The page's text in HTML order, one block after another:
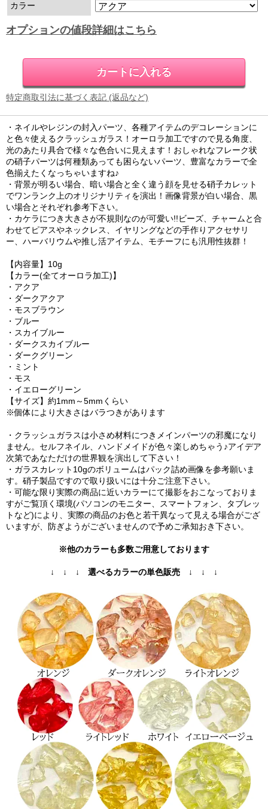
カラー
オプションの値段詳細はこちら
特定商取引法に基づく表記 (返品など)
・ネイルやレジンの封入パーツ、各種アイテムのデコレーションに
と色々使えるクラッシュガラス！オーロラ加工ですので見る角度、
光のあたり具合で様々な色合いに見えます！おしゃれなフレーク状
の硝子パーツは何種類あっても困らないパーツ、豊富なカラーで全
色揃えたくなっちゃいますね♪
・背景が明るい場合、暗い場合と全く違う顔を見せる硝子カレット
でワンランク上のオリジナリティを演出！画像背景が白い場合、黒
い場合とそれぞれ参考下さい。
・カケラにつき大きさが不規則なのが可愛い!!ビーズ、チャームと合
わせてピアスやネックレス、イヤリングなどの手作りアクセサリ
ー、ハーバリウムや推し活アイテム、モチーフにも汎用性抜群！
【内容量】10g
【カラー(全てオーロラ加工)】
・アクア
・ダークアクア
・モスブラウン
・ブルー
・スカイブルー
・ダークスカイブルー
・ダークグリーン
・ミント
・モス
・イエローグリーン
【サイズ】約1mm～5mmくらい
※個体により大きさはバラつきがあります
・クラッシュガラスは小さめ材料につきメインパーツの邪魔になり
ません。セルフネイル、ハンドメイドが色々楽しめちゃう♪アイデア
次第であなただけの世界観を演出して下さい！
・ガラスカレット10gのボリュームはパック詰め画像を参考願いま
す。硝子製品ですので取り扱いには十分ご注意下さい。
・可能な限り実際の商品に近いカラーにて撮影をおこなっておりま
すがご覧頂く環境(パソコンのモニター、スマートフォン、タブレッ
トなど)により、実際の商品のお色と若干異なって見える場合がござ
いますが、防ぎようがございませんので予めご承知おき下さい。
※他のカラーも多数ご用意しております
↓ ↓ ↓ 選べるカラーの単色販売 ↓ ↓ ↓